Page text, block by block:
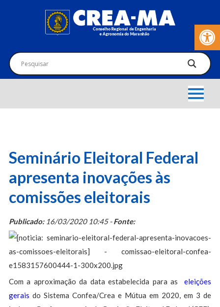
Barra de
Seminário Eleitoral Federal
apresenta inovações às
comissões eleitorais
Publicado:16/03/2020 10:45 -Fonte:
Com a aproximação da data estabelecida para aseleições
gerais do Sistema Confea/Crea e Mútua em 2020, em 3 de